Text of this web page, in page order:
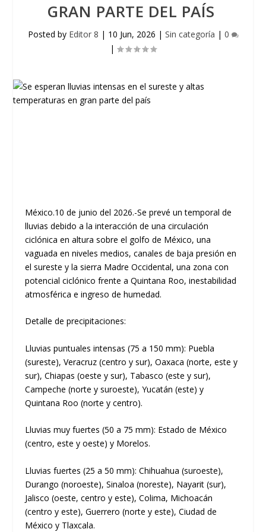
GRAN PARTE DEL PAÍS ​
Posted by Editor 8 | 10 Jun, 2026 | Sin categoría | 0
|
México.10 de junio del 2026.-Se prevé un temporal de
lluvias debido a la interacción de una circulación
ciclónica en altura sobre el golfo de México, una
vaguada en niveles medios, canales de baja presión en
el sureste y la sierra Madre Occidental, una zona con
potencial ciclónico frente a Quintana Roo, inestabilidad
atmosférica e ingreso de humedad.
Detalle de precipitaciones:
Lluvias puntuales intensas (75 a 150 mm): Puebla
(sureste), Veracruz (centro y sur), Oaxaca (norte, este y
sur), Chiapas (oeste y sur), Tabasco (este y sur),
Campeche (norte y suroeste), Yucatán (este) y
Quintana Roo (norte y centro).
Lluvias muy fuertes (50 a 75 mm): Estado de México
(centro, este y oeste) y Morelos.
Lluvias fuertes (25 a 50 mm): Chihuahua (suroeste),
Durango (noroeste), Sinaloa (noreste), Nayarit (sur),
Jalisco (oeste, centro y este), Colima, Michoacán
(centro y este), Guerrero (norte y este), Ciudad de
México y Tlaxcala.